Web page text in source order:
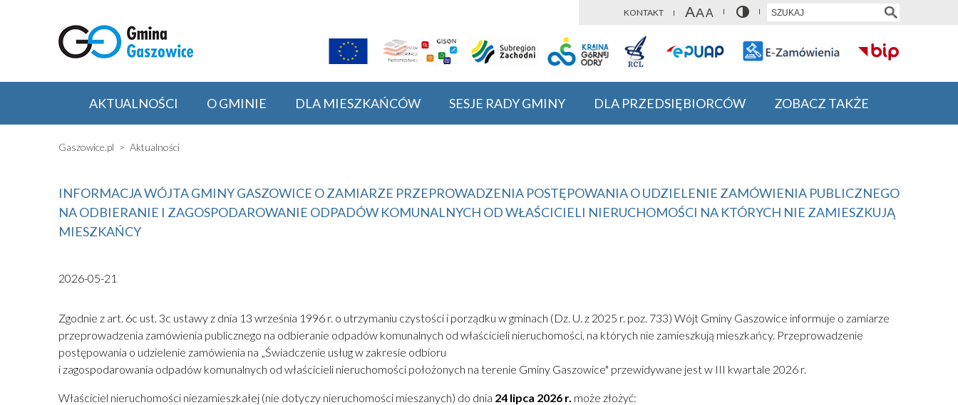
KONTAKT
AKTUALNOŚCI O GMINIE DLA MIESZKAŃCÓW SESJE RADY GMINY DLA PRZEDSIĘBIORCÓW ZOBACZ TAKŻE
Gaszowice.pl Aktualności
INFORMACJA WÓJTA GMINY GASZOWICE O ZAMIARZE PRZEPROWADZENIA POSTĘPOWANIA O UDZIELENIE ZAMÓWIENIA PUBLICZNEGO
NA ODBIERANIE I ZAGOSPODAROWANIE ODPADÓW KOMUNALNYCH OD WŁAŚCICIELI NIERUCHOMOŚCI NA KTÓRYCH NIE ZAMIESZKUJĄ
MIESZKAŃCY
2026-05-21
Zgodnie z art. 6c ust. 3c ustawy z dnia 13 września 1996 r. o utrzymaniu czystości i porządku w gminach (Dz. U. z 2025 r. poz. 733) Wójt Gminy Gaszowice informuje o zamiarze
przeprowadzenia zamówienia publicznego na odbieranie odpadów komunalnych od właścicieli nieruchomości, na których nie zamieszkują mieszkańcy. Przeprowadzenie
postępowania o udzielenie zamówienia na „Świadczenie usług w zakresie odbioru
i zagospodarowania odpadów komunalnych od właścicieli nieruchomości położonych na terenie Gminy Gaszowice" przewidywane jest w III kwartale 2026 r.
Właściciel nieruchomości niezamieszkałej (nie dotyczy nieruchomości mieszanych) do dnia 24 lipca 2026 r. może złożyć: